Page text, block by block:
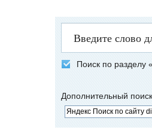
Поиск по разделу
Дополнительный